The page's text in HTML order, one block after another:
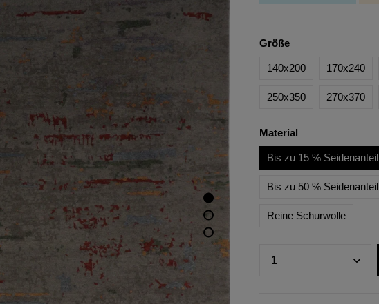
Größe
140x200 170x240
250x350 270x370
Material
Bis zu 15 % Seidenanteil
Bis zu 50 % Seidenanteil
Reine Schurwolle